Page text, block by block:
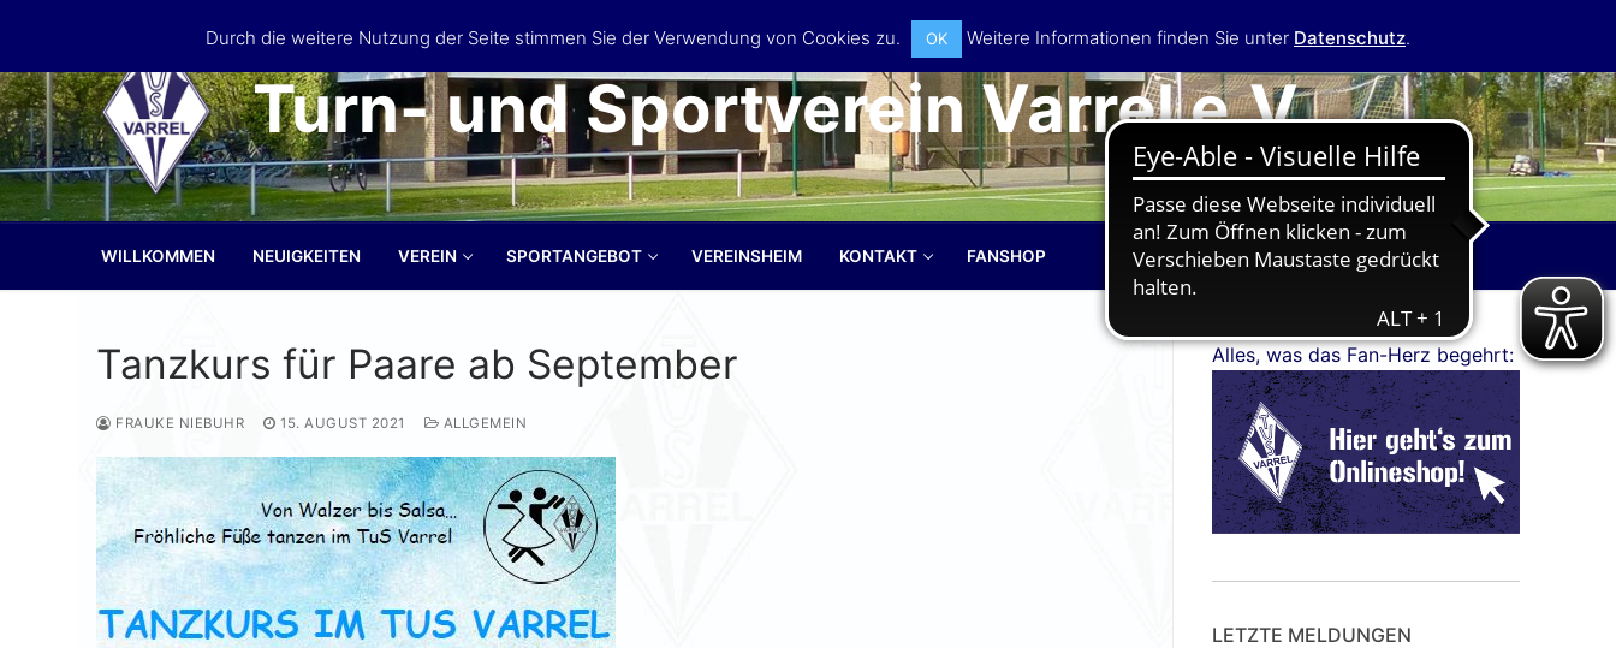
springen
Turn- und Sportverein Varrel e.V.
WILLKOMMEN NEUIGKEITEN VEREIN SPORTANGEBOT VEREINSHEIM KONTAKT FANSHOP
Tanzkurs für Paare ab September
FRAUKE NIEBUHR 15. AUGUST 2021 ALLGEMEIN
Alles, was das Fan-Herz begehrt:
LETZTE MELDUNGEN
Durch die weitere Nutzung der Seite stimmen Sie der Verwendung von Cookies zu. OK Weitere Informationen finden Sie unter Datenschutz.